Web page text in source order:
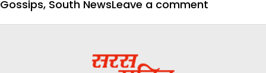
Gossips, South NewsLeave a comment